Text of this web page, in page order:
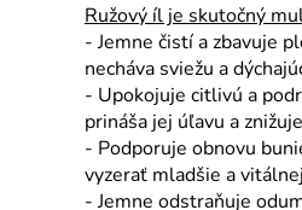
Ružový íl je skutočný
- Jemne čistí a zbavuje
necháva sviežu a
- Upokojuje citlivú a
prináša jej úľavu a
- Podporuje obnovu
vyzerať mladšie a
- Jemne odstraňuje